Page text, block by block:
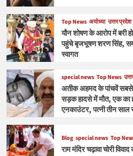
Top News अयोध्या उत्तर प्रदेश
यौन शोषण के आरोप में बरी
पहुंचे बृजभूषण शरण सिंह,
स्वागत
special news Top News
अतीक अहमद के पांचवें
सड़क हादसे में मौत, एक का
एनकाउंटर, पत्नी तीन साल
Blog special news Top
राम मंदिर चढ़ावा चोरी